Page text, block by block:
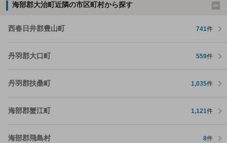
海部郡大治町近隣の市区町村から探す
西春日井郡豊山町 741件
丹羽郡大口町 559件
丹羽郡扶桑町 1,035件
海部郡蟹江町 1,121件
海部郡飛島村 8件